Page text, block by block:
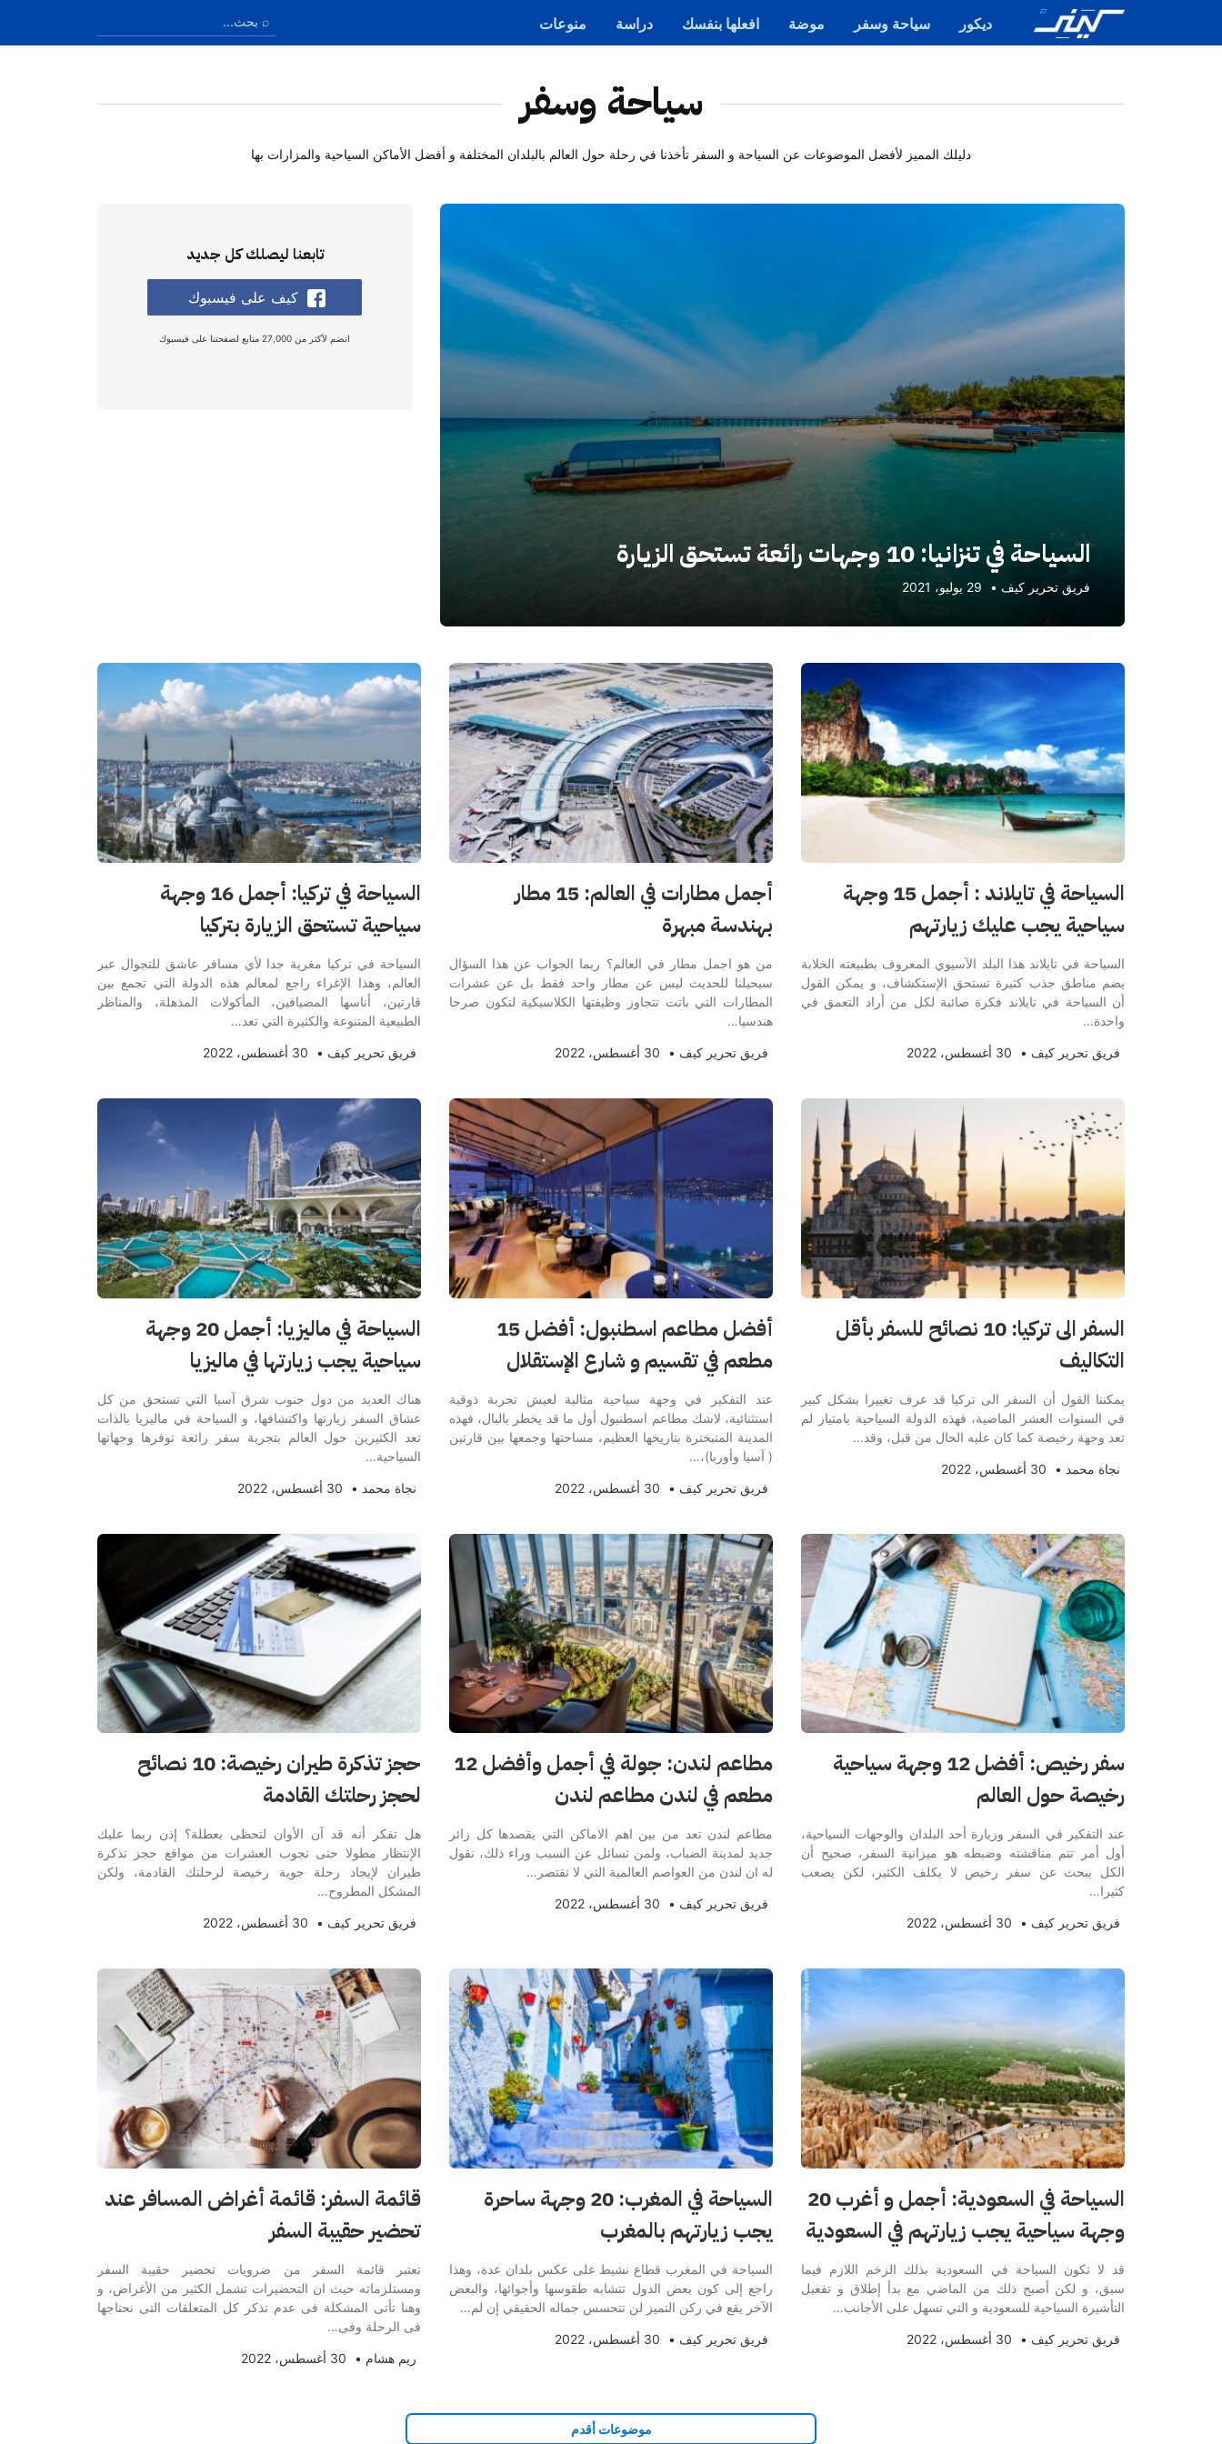
ديكور سياحة وسفر موضة افعلها بنفسك دراسة منوعات
سياحة وسفر
دليلك المميز لأفضل الموضوعات عن السياحة و السفر تأخذنا في رحلة حول العالم بالبلدان المختلفة و أفضل الأماكن السياحية والمزارات بها
مقالة
مميزة
السياحة في تنزانيا: 10 وجهات رائعة تستحق الزيارة
فريق تحرير كيف • 29 يوليو، 2021
تابعنا ليصلك كل جديد
كيف على فيسبوك
انضم لأكثر من 27,000 متابع لصفحتنا على فيسبوك
أحدث
المقالات
السياحة في تايلاند : أجمل 15 وجهة
سياحية يجب عليك زيارتهم
السياحة في تايلاند هذا البلد الآسيوي المعروف بطبيعته الخلابة
يضم مناطق جذب كثيرة تستحق الإستكشاف، و يمكن القول
أن السياحة في تايلاند فكرة صائبة لكل من أراد التعمق في
واحدة…
فريق تحرير كيف • 30 أغسطس، 2022
أجمل مطارات في العالم: 15 مطار
بهندسة مبهرة
من هو اجمل مطار في العالم؟ ربما الجواب عن هذا السؤال
سيحيلنا للحديث ليس عن مطار واحد فقط بل عن عشرات
المطارات التي باتت تتجاوز وظيفتها الكلاسيكية لتكون صرحا
هندسيا…
فريق تحرير كيف • 30 أغسطس، 2022
السياحة في تركيا: أجمل 16 وجهة
سياحية تستحق الزيارة بتركيا
السياحة في تركيا مغرية جدا لأي مسافر عاشق للتجوال عبر
العالم، وهذا الإغراء راجع لمعالم هذه الدولة التي تجمع بين
قارتين، أناسها المضيافين، المأكولات المذهلة، والمناظر
الطبيعية المتنوعة والكثيرة التي تعد…
فريق تحرير كيف • 30 أغسطس، 2022
السفر الى تركيا: 10 نصائح للسفر بأقل
التكاليف
يمكننا القول أن السفر الى تركيا قد عرف تغييرا بشكل كبير
في السنوات العشر الماضية، فهذه الدولة السياحية بامتياز لم
تعد وجهة رخيصة كما كان عليه الحال من قبل، وقد…
نجاة محمد • 30 أغسطس، 2022
أفضل مطاعم اسطنبول: أفضل 15
مطعم في تقسيم و شارع الإستقلال
عند التفكير في وجهة سياحية مثالية لعيش تجربة ذوقية
استثنائية، لاشك مطاعم اسطنبول أول ما قد يخطر بالبال، فهذه
المدينة المتبخترة بتاريخها العظيم، مساحتها وجمعها بين قارتين
( آسيا وأوربا)،…
فريق تحرير كيف • 30 أغسطس، 2022
السياحة في ماليزيا: أجمل 20 وجهة
سياحية يجب زيارتها في ماليزيا
هناك العديد من دول جنوب شرق آسيا التي تستحق من كل
عشاق السفر زيارتها واكتشافها، و السياحة في ماليزيا بالذات
تعد الكثيرين حول العالم بتجربة سفر رائعة توفرها وجهاتها
السياحية…
نجاة محمد • 30 أغسطس، 2022
سفر رخيص: أفضل 12 وجهة سياحية
رخيصة حول العالم
عند التفكير في السفر وزيارة أحد البلدان والوجهات السياحية،
أول أمر تتم مناقشته وضبطه هو ميزانية السفر، صحيح أن
الكل يبحث عن سفر رخيص لا يكلف الكثير، لكن يصعب
كثيرا…
فريق تحرير كيف • 30 أغسطس، 2022
مطاعم لندن: جولة في أجمل وأفضل 12
مطعم في لندن مطاعم لندن
مطاعم لندن تعد من بين اهم الاماكن التي يقصدها كل زائر
جديد لمدينة الضباب، ولمن تسائل عن السبب وراء ذلك، نقول
له ان لندن من العواصم العالمية التي لا تقتصر…
فريق تحرير كيف • 30 أغسطس، 2022
حجز تذكرة طيران رخيصة: 10 نصائح
لحجز رحلتك القادمة
هل تفكر أنه قد آن الأوان لتحظى بعطلة؟ إذن ربما عليك
الإنتظار مطولا حتى تجوب العشرات من مواقع حجز تذكرة
طيران لإيجاد رحلة جوية رخيصة لرحلتك القادمة، ولكن
المشكل المطروح…
فريق تحرير كيف • 30 أغسطس، 2022
السياحة في السعودية: أجمل و أغرب 20
وجهة سياحية يجب زيارتهم في السعودية
قد لا تكون السياحة في السعودية بذلك الزخم اللازم فيما
سبق، و لكن أصبح ذلك من الماضي مع بدأ إطلاق و تفعيل
التأشيرة السياحية للسعودية و التي تسهل على الأجانب…
فريق تحرير كيف • 30 أغسطس، 2022
السياحة في المغرب: 20 وجهة ساحرة
يجب زيارتهم بالمغرب
السياحة في المغرب قطاع نشيط على عكس بلدان عدة، وهذا
راجع إلى كون بعض الدول تتشابه طقوسها وأجوائها، والبعض
الآخر يقع في ركن التميز لن تتحسس جماله الحقيقي إن لم…
فريق تحرير كيف • 30 أغسطس، 2022
قائمة السفر: قائمة أغراض المسافر عند
تحضير حقيبة السفر
تعتبر قائمة السفر من ضرويات تحضير حقيبة السفر
ومستلزماته حيث ان التحضيرات تشمل الكثير من الأغراض، و
وهنا تأتى المشكلة فى عدم تذكر كل المتعلقات التى نحتاجها
فى الرحلة وفى…
ريم هشام • 30 أغسطس، 2022
موضوعات أقدم